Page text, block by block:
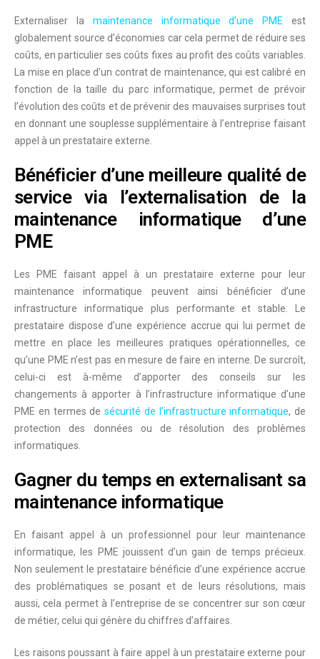
Externaliser la maintenance informatique d’une PME est
globalement source d’économies car cela permet de réduire ses
coûts, en particulier ses coûts fixes au profit des coûts variables.
La mise en place d’un contrat de maintenance, qui est calibré en
fonction de la taille du parc informatique, permet de prévoir
l’évolution des coûts et de prévenir des mauvaises surprises tout
en donnant une souplesse supplémentaire à l’entreprise faisant
appel à un prestataire externe.
Bénéficier d’une meilleure qualité de
service via l’externalisation de la
maintenance informatique d’une
PME
Les PME faisant appel à un prestataire externe pour leur
maintenance informatique peuvent ainsi bénéficier d’une
infrastructure informatique plus performante et stable . Le
prestataire dispose d’une expérience accrue qui lui permet de
mettre en place les meilleures pratiques opérationnelles, ce
qu’une PME n’est pas en mesure de faire en interne. De surcroît,
celui-ci est à-même d’apporter des conseils sur les
changements à apporter à l’infrastructure informatique d’une
PME en termes de sécurité de l’infrastructure informatique, de
protection des données ou de résolution des problèmes
informatiques.
Gagner du temps en externalisant sa
maintenance informatique
En faisant appel à un professionnel pour leur maintenance
informatique, les PME jouissent d’un gain de temps précieux.
Non seulement le prestataire bénéficie d’une expérience accrue
des problématiques se posant et de leurs résolutions, mais
aussi, cela permet à l’entreprise de se concentrer sur son cœur
de métier, celui qui génère du chiffres d’affaires.
Les raisons poussant à faire appel à un prestataire externe pour